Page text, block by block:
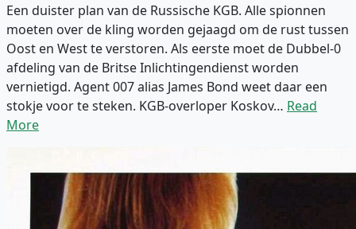
Een duister plan van de Russische KGB. Alle spionnen
moeten over de kling worden gejaagd om de rust tussen
Oost en West te verstoren. Als eerste moet de Dubbel-0
afdeling van de Britse Inlichtingendienst worden
vernietigd. Agent 007 alias James Bond weet daar een
stokje voor te steken. KGB-overloper Koskov… Read
More